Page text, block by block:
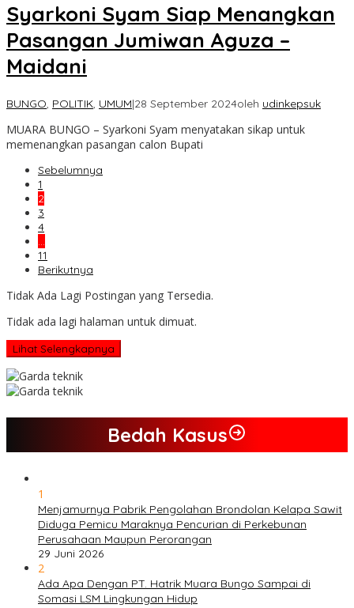
Syarkoni Syam Siap Menangkan
Pasangan Jumiwan Aguza –
Maidani
BUNGO, POLITIK, UMUM|28 September 2024oleh udinkepsuk
MUARA BUNGO – Syarkoni Syam menyatakan sikap untuk
memenangkan pasangan calon Bupati
Sebelumnya
1
2
3
4
…
11
Berikutnya
Tidak Ada Lagi Postingan yang Tersedia.
Tidak ada lagi halaman untuk dimuat.
Lihat Selengkapnya
Bedah Kasus
1
Menjamurnya Pabrik Pengolahan Brondolan Kelapa Sawit
Diduga Pemicu Maraknya Pencurian di Perkebunan
Perusahaan Maupun Perorangan
29 Juni 2026
2
Ada Apa Dengan PT. Hatrik Muara Bungo Sampai di
Somasi LSM Lingkungan Hidup